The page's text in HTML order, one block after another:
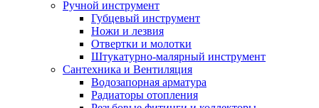
Ручной инструмент
Губцевый инструмент
Ножи и лезвия
Отвертки и молотки
Штукатурно-малярный инструмент
Сантехника и Вентиляция
Водозапорная арматура
Радиаторы отопления